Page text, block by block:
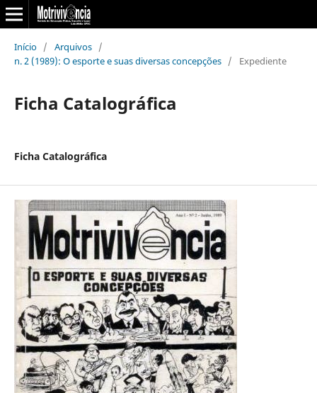
Início / Arquivos /
n. 2 (1989): O esporte e suas diversas concepções / Expediente
Ficha Catalográfica
Ficha Catalográfica